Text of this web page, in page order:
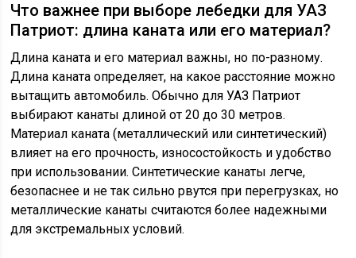
Что важнее при выборе лебедки для УАЗ
Патриот: длина каната или его материал?
Длина каната и его материал важны, но по-разному.
Длина каната определяет, на какое расстояние можно
вытащить автомобиль. Обычно для УАЗ Патриот
выбирают канаты длиной от 20 до 30 метров.
Материал каната (металлический или синтетический)
влияет на его прочность, износостойкость и удобство
при использовании. Синтетические канаты легче,
безопаснее и не так сильно рвутся при перегрузках, но
металлические канаты считаются более надежными
для экстремальных условий.